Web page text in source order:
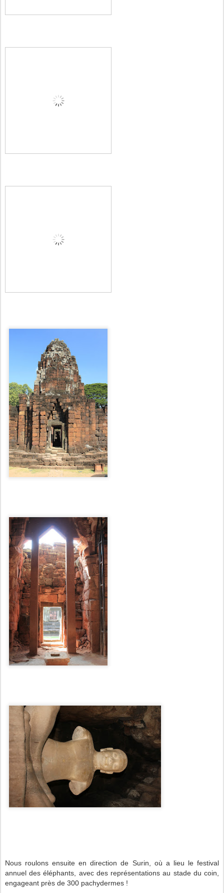
Nous roulons ensuite en direction de Surin, où a lieu le festival
annuel des éléphants, avec des représentations au stade du coin,
engageant près de 300 pachydermes !